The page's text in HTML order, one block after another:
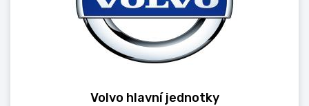
Volvo hlavní jednotky